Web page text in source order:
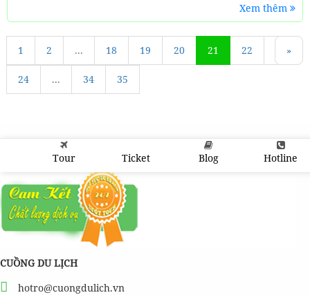
Xem thêm
«
1 2 ... 18 19 20 21 22
24 ... 34 35
»
Tour Ticket Blog Hotline
CUỒNG DU LỊCH
hotro@cuongdulich.vn